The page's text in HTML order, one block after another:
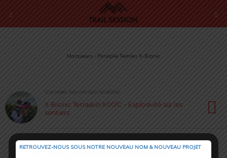
Marqueurs › Panoplie Textiles X-Bionic
12 NOVEMBRE 2024 • PAR SÉBASTIEN RÉMOND
X-Bionic Terraskin X00/C – Explosivité sur les
sentiers
RETROUVEZ-NOUS SOUS NOTRE NOUVEAU NOM & NOUVEAU PROJET